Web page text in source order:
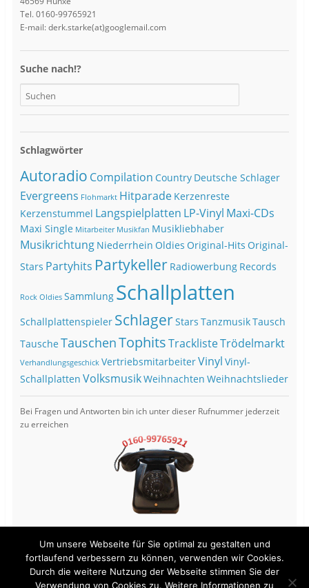
Tel. 0160-99765921
E-mail: derk.starke(at)googlemail.com
Suche nach!?
Schlagwörter
Autoradio Compilation Country Deutsche Schlager
Evergreens Flohmarkt Hitparade Kerzenreste
Kerzenstummel Langspielplatten LP-Vinyl Maxi-CDs
Maxi Single Mitarbeiter Musikfan Musikliebhaber
Musikrichtung Niederrhein Oldies Original-Hits Original-
Stars Partyhits Partykeller Radiowerbung Records
Rock Oldies Sammlung Schallplatten
Schallplattenspieler SchlagerStars TanzmusikTausch
TauscheTauschenTophitsTracklisteTrödelmarkt
Verhandlungsgeschick VertriebsmitarbeiterVinyl Vinyl-
Schallplatten VolksmusikWeihnachten Weihnachtslieder
Bei Fragen und Antworten bin ich unter dieser Rufnummer jederzeit
zu erreichen
View Full Site
Um unsere Webseite für Sie optimal zu gestalten und
fortlaufend verbessern zu können, verwenden wir Cookies.
Durch die weitere Nutzung der Webseite stimmen Sie der
Verwendung von Cookies zu. Weitere Informationen zu